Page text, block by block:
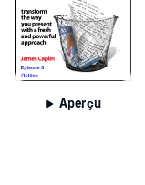
Aperçu